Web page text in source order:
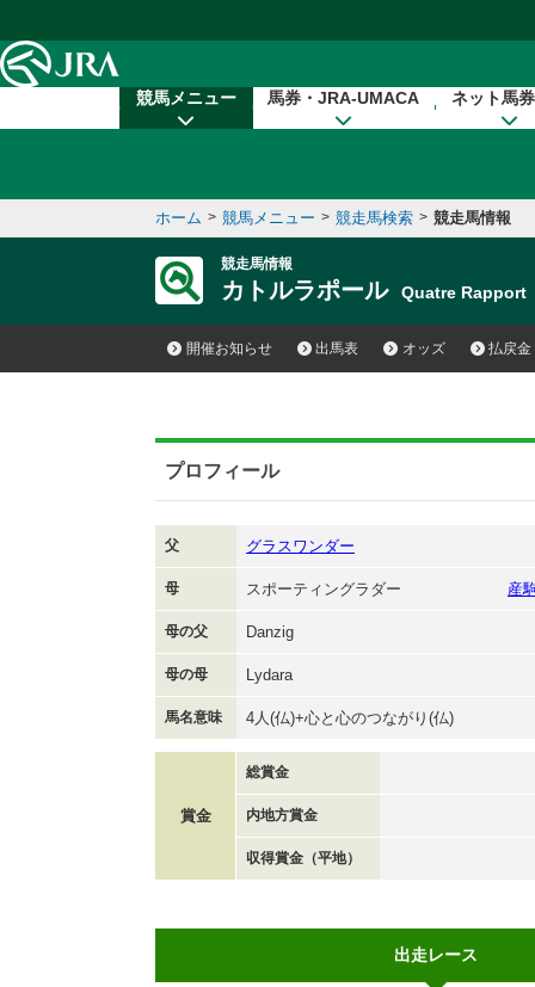
競馬メニュー 馬券・JRA-UMACA ネット馬
ホーム > 競馬メニュー > 競走馬検索 > 競走馬情報
競走馬情報
カトルラポール Quatre Rapport
開催お知らせ 出馬表 オッズ 払戻金
プロフィール
父 グラスワンダー
母 スポーティングラダー 産
母の父 Danzig
母の母 Lydara
馬名意味 4人(仏)+心と心のつながり(仏)
賞金
総賞金
内地方賞金
収得賞金（平地）
出走レース